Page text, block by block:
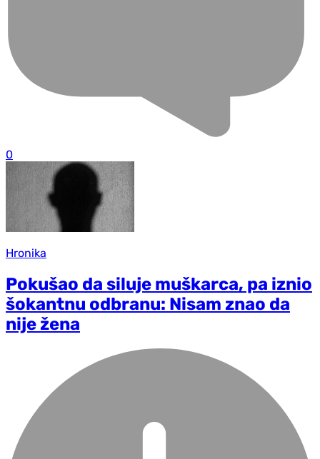
0
Hronika
Pokušao da siluje muškarca, pa iznio
šokantnu odbranu: Nisam znao da
nije žena